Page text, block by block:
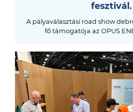
fesztivál.
A pályaválasztási road show
fő támogatója az OPUS